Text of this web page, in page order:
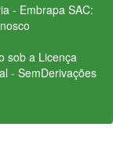
- Embrapa SAC:
sob a Licença
- SemDerivações